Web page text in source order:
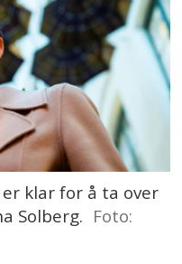
klar for å ta over
Solberg. Foto: